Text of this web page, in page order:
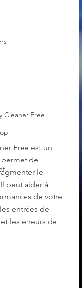
Cleaner Free
Free est un
de
le
peut aider à
de votre
entrées de
les erreurs de